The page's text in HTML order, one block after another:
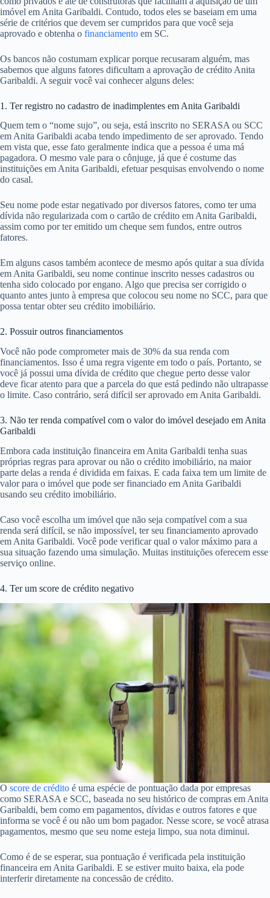
imóvel em Anita Garibaldi. Contudo, todos eles se baseiam em uma
série de critérios que devem ser cumpridos para que você seja
aprovado e obtenha o financiamento em SC.
Os bancos não costumam explicar porque recusaram alguém, mas
sabemos que alguns fatores dificultam a aprovação de crédito Anita
Garibaldi. A seguir você vai conhecer alguns deles:
1. Ter registro no cadastro de inadimplentes em Anita Garibaldi
Quem tem o “nome sujo”, ou seja, está inscrito no SERASA ou SCC
em Anita Garibaldi acaba tendo impedimento de ser aprovado. Tendo
em vista que, esse fato geralmente indica que a pessoa é uma má
pagadora. O mesmo vale para o cônjuge, já que é costume das
instituições em Anita Garibaldi, efetuar pesquisas envolvendo o nome
do casal.
Seu nome pode estar negativado por diversos fatores, como ter uma
dívida não regularizada com o cartão de crédito em Anita Garibaldi,
assim como por ter emitido um cheque sem fundos, entre outros
fatores.
Em alguns casos também acontece de mesmo após quitar a sua dívida
em Anita Garibaldi, seu nome continue inscrito nesses cadastros ou
tenha sido colocado por engano. Algo que precisa ser corrigido o
quanto antes junto à empresa que colocou seu nome no SCC, para que
possa tentar obter seu crédito imobiliário.
2. Possuir outros financiamentos
Você não pode comprometer mais de 30% da sua renda com
financiamentos. Isso é uma regra vigente em todo o país. Portanto, se
você já possui uma dívida de crédito que chegue perto desse valor
deve ficar atento para que a parcela do que está pedindo não ultrapasse
o limite. Caso contrário, será difícil ser aprovado em Anita Garibaldi.
3. Não ter renda compatível com o valor do imóvel desejado em Anita
Garibaldi
Embora cada instituição financeira em Anita Garibaldi tenha suas
próprias regras para aprovar ou não o crédito imobiliário, na maior
parte delas a renda é dividida em faixas. E cada faixa tem um limite de
valor para o imóvel que pode ser financiado em Anita Garibaldi
usando seu crédito imobiliário.
Caso você escolha um imóvel que não seja compatível com a sua
renda será difícil, se não impossível, ter seu financiamento aprovado
em Anita Garibaldi. Você pode verificar qual o valor máximo para a
sua situação fazendo uma simulação. Muitas instituições oferecem esse
serviço online.
4. Ter um score de crédito negativo
O score de crédito é uma espécie de pontuação dada por empresas
como SERASA e SCC, baseada no seu histórico de compras em Anita
Garibaldi, bem como em pagamentos, dívidas e outros fatores e que
informa se você é ou não um bom pagador. Nesse score, se você atrasa
pagamentos, mesmo que seu nome esteja limpo, sua nota diminui.
Como é de se esperar, sua pontuação é verificada pela instituição
financeira em Anita Garibaldi. E se estiver muito baixa, ela pode
interferir diretamente na concessão de crédito.